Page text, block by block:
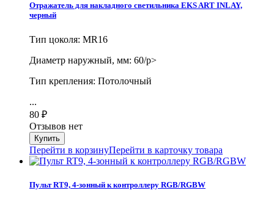
Отражатель для накладного светильника EKS ART INLAY,
черный
Тип цоколя: MR16
Диаметр наружный, мм: 60/p>
Тип крепления: Потолочный
...
80 ₽
Отзывов нет
Перейти в корзинуПерейти в карточку товара
Пульт RT9, 4-зонный к контроллеру RGB/RGBW